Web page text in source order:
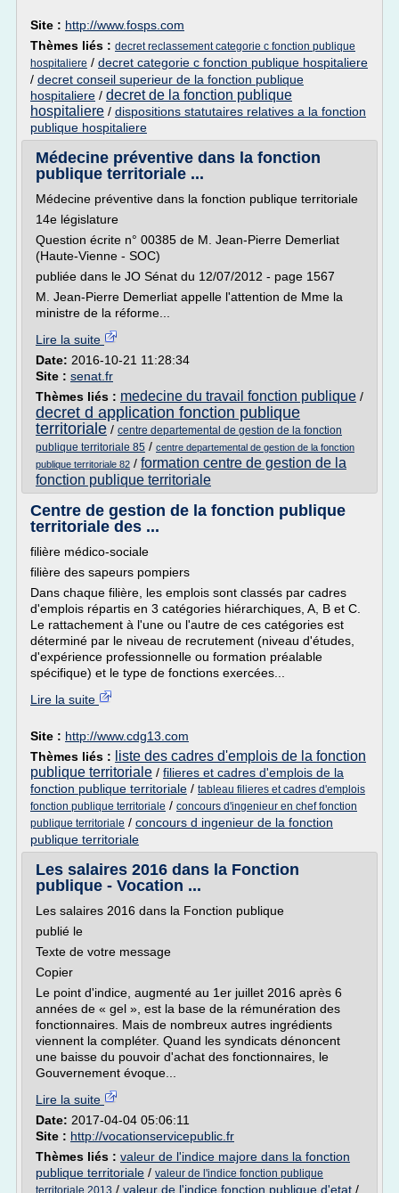
Site : http://www.fosps.com
Thèmes liés : decret reclassement categorie c fonction publique
hospitaliere / decret categorie c fonction publique hospitaliere
/ decret conseil superieur de la fonction publique
hospitaliere / decret de la fonction publique
hospitaliere / dispositions statutaires relatives a la fonction
publique hospitaliere
Médecine préventive dans la fonction
publique territoriale ...
Médecine préventive dans la fonction publique territoriale
14e législature
Question écrite n° 00385 de M. Jean-Pierre Demerliat
(Haute-Vienne - SOC)
publiée dans le JO Sénat du 12/07/2012 - page 1567
M. Jean-Pierre Demerliat appelle l'attention de Mme la
ministre de la réforme...
Lire la suite
Date: 2016-10-21 11:28:34
Site : senat.fr
Thèmes liés : medecine du travail fonction publique /
decret d application fonction publique
territoriale / centre departemental de gestion de la fonction
publique territoriale 85 / centre departemental de gestion de la fonction
publique territoriale 82 / formation centre de gestion de la
fonction publique territoriale
Centre de gestion de la fonction publique
territoriale des ...
filière médico-sociale
filière des sapeurs pompiers
Dans chaque filière, les emplois sont classés par cadres
d'emplois répartis en 3 catégories hiérarchiques, A, B et C.
Le rattachement à l'une ou l'autre de ces catégories est
déterminé par le niveau de recrutement (niveau d'études,
d'expérience professionnelle ou formation préalable
spécifique) et le type de fonctions exercées...
Lire la suite
Site : http://www.cdg13.com
Thèmes liés :
liste des cadres d'emplois de la fonction
publique territoriale / filieres et cadres d'emplois de la
fonction publique territoriale / tableau filieres et cadres d'emplois
fonction publique territoriale / concours d'ingenieur en chef fonction
publique territoriale / concours d ingenieur de la fonction
publique territoriale
Les salaires 2016 dans la Fonction
publique - Vocation ...
Les salaires 2016 dans la Fonction publique
publié le
Texte de votre message
Copier
Le point d'indice, augmenté au 1er juillet 2016 après 6
années de « gel », est la base de la rémunération des
fonctionnaires. Mais de nombreux autres ingrédients
viennent la compléter. Quand les syndicats dénoncent
une baisse du pouvoir d'achat des fonctionnaires, le
Gouvernement évoque...
Lire la suite
Date: 2017-04-04 05:06:11
Site : http://vocationservicepublic.fr
Thèmes liés : valeur de l'indice majore dans la fonction
publique territoriale / valeur de l'indice fonction publique
territoriale 2013 / valeur de l'indice fonction publique d'etat /